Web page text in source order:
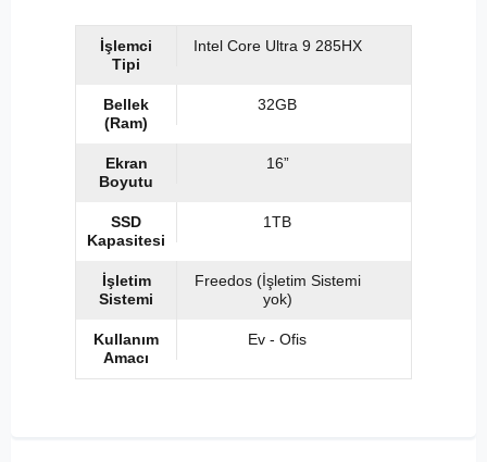
İşlemci
Tipi
Intel Core Ultra 9 285HX
Bellek
(Ram)
32GB
Ekran
Boyutu
16”
SSD
Kapasitesi
1TB
İşletim
Sistemi
Freedos (İşletim Sistemi
yok)
Kullanım
Amacı
Ev - Ofis